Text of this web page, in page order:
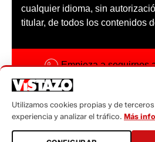
cualquier idioma, sin
titular, de todos los contenidos
Empieza a seguirnos
Código ética
Sugerencias a:
Utilizamos cookies propias y de
experiencia y analizar el tráfico. Más